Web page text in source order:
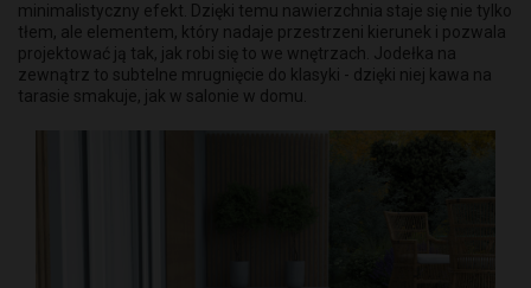
minimalistyczny efekt. Dzięki temu nawierzchnia staje się nie tylko
tłem, ale elementem, który nadaje przestrzeni kierunek i pozwala
projektować ją tak, jak robi się to we wnętrzach. Jodełka na
zewnątrz to subtelne mrugnięcie do klasyki - dzięki niej kawa na
tarasie smakuje, jak w salonie w domu.